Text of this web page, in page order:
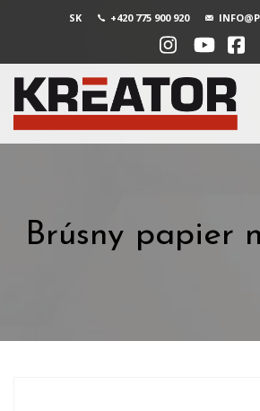
SK +420 775 900 920
Brúsny papier